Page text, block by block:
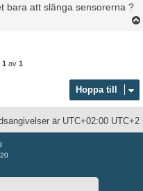
bara att slänga sensorerna ?
1 av 1
Hoppa till
är UTC+02:00 UTC+2